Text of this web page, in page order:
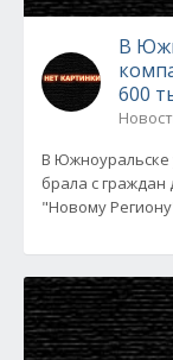
В
600
В
брала с
"Новому